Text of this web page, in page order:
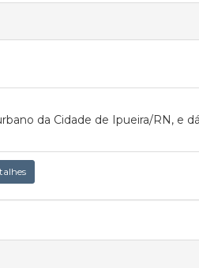
da Cidade de Ipueira/RN, e